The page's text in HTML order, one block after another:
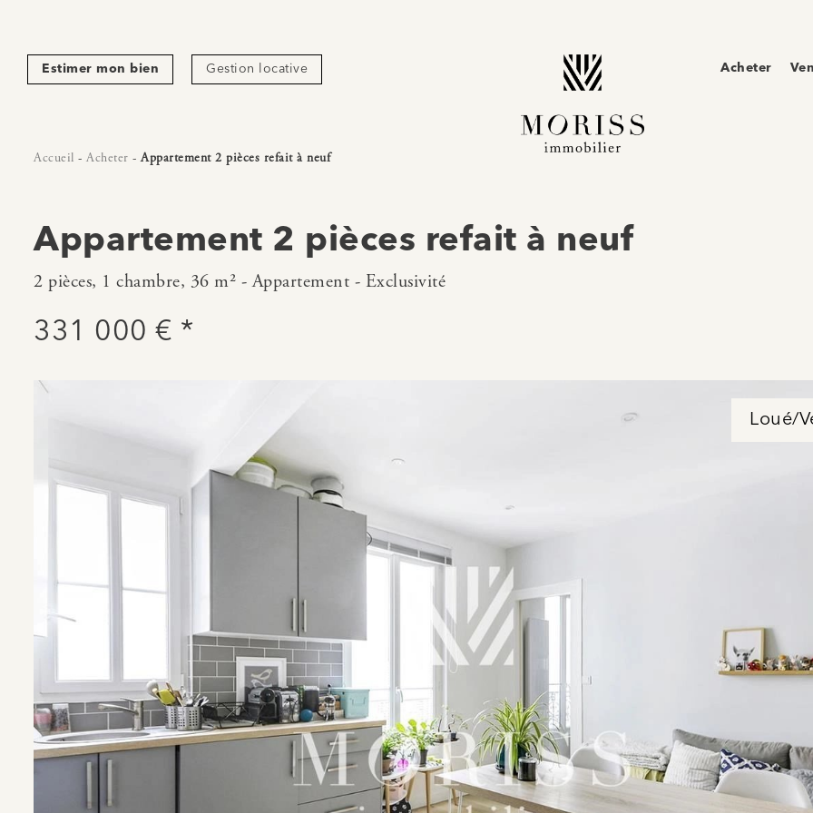
Estimer mon bien Gestion locative Acheter
Accueil - Acheter -Appartement 2 pièces refait à neuf
Appartement 2 pièces refait à neuf
2 pièces, 1 chambre, 36 m² - Appartement - Exclusivité
331 000 € *
Loué/